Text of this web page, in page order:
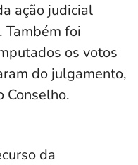
ação judicial
Também foi
os votos
do julgamento,
Conselho.
da